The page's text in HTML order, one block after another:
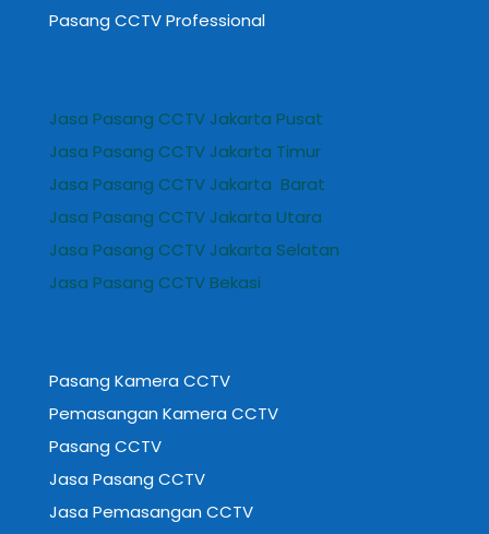
Pasang CCTV Professional
Jasa Pasang CCTV Jakarta Pusat
Jasa Pasang CCTV Jakarta Timur
Jasa Pasang CCTV Jakarta Barat
Jasa Pasang CCTV Jakarta Utara
Jasa Pasang CCTV Jakarta Selatan
Jasa Pasang CCTV Bekasi
Pasang Kamera CCTV
Pemasangan Kamera CCTV
Pasang CCTV
Jasa Pasang CCTV
Jasa Pemasangan CCTV